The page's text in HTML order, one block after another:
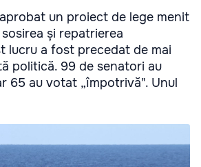
un proiect de lege menit
și repatrierea
lucru a fost precedat de mai
politică. 99 de senatori au
65 au votat „împotrivă". Unul